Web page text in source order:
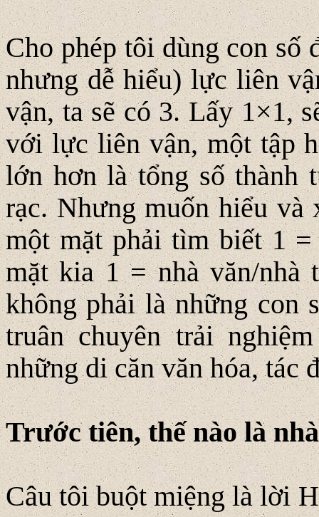
Cho phép tôi dùng con số
nhưng dễ hiểu) lực liên
vận, ta sẽ có 3. Lấy 1×1,
với lực liên vận, một tập
lớn hơn là tổng số thành
rạc. Nhưng muốn hiểu
một mặt phải tìm biết 1
mặt kia 1 = nhà văn/nhà
không phải là những
truân chuyên trải
những di căn văn hóa, tác
Trước tiên, thế nào là
Câu tôi buột miệng là lời